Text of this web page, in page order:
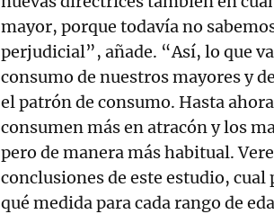
mayor, porque todavía no
perjudicial”, añade. “Así, lo que
consumo de nuestros mayores y
el patrón de consumo. Hasta
consumen más en atracón y los
pero de manera más habitual.
conclusiones de este estudio,
qué medida para cada rango de